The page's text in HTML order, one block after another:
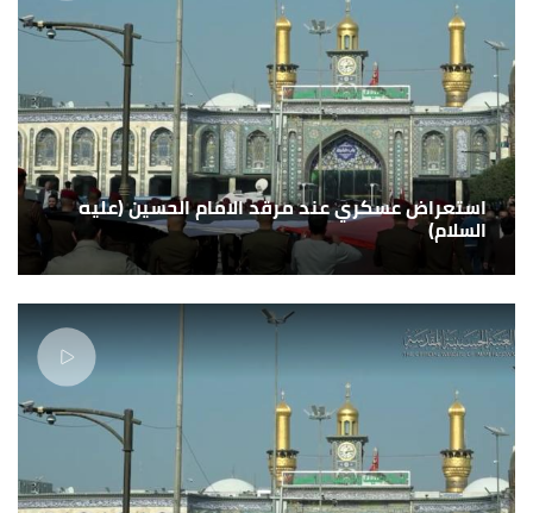
استعراض عسكري عند مرقد الامام الحسين (عليه
السلام)